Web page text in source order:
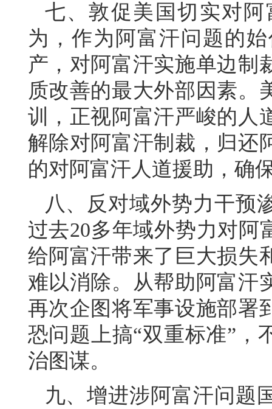
七、敦促美国切实对
为，作为阿富汗问题的
产，对阿富汗实施单边制
质改善的最大外部因素。
训，正视阿富汗严峻的人
解除对阿富汗制裁，归还
的对阿富汗人道援助，确
八、反对域外势力干预
过去20多年域外势力对阿
给阿富汗带来了巨大损失
难以消除。从帮助阿富汗
再次企图将军事设施部署
恐问题上搞“双重标准”，
治图谋。
九、增进涉阿富汗问题